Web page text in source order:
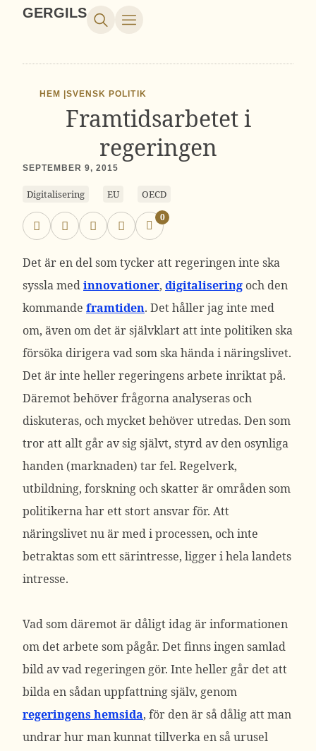
GERGILS
HEM |SVENSK POLITIK
Framtidsarbetet i
regeringen
SEPTEMBER 9, 2015
Digitalisering EU OECD
0
Det är en del som tycker att regeringen inte ska
syssla medinnovationer, digitalisering och den
kommande framtiden. Det håller jag inte med
om, även om det är självklart att inte politiken ska
försöka dirigera vad som ska hända i näringslivet.
Det är inte heller regeringens arbete inriktat på.
Däremot behöver frågorna analyseras och
diskuteras, och mycket behöver utredas. Den som
tror att allt går av sig självt, styrd av den osynliga
handen (marknaden) tar fel. Regelverk,
utbildning, forskning och skatter är områden som
politikerna har ett stort ansvar för. Att
näringslivet nu är med i processen, och inte
betraktas som ett särintresse, ligger i hela landets
intresse.
Vad som däremot är dåligt idag är informationen
om det arbete som pågår. Det finns ingen samlad
bild av vad regeringen gör. Inte heller går det att
bilda en sådan uppfattning själv, genom
regeringens hemsida, för den är så dålig att man
undrar hur man kunnat tillverka en så urusel